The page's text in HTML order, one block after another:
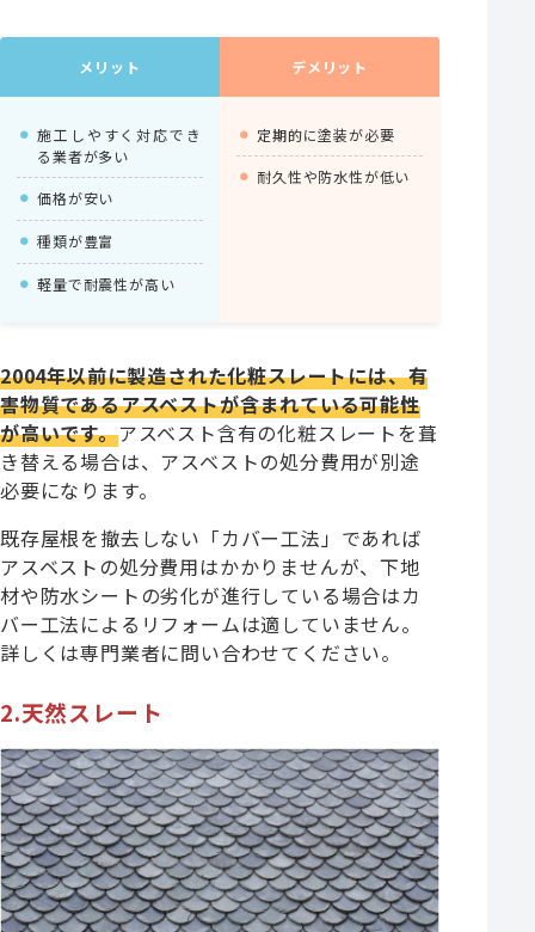
メリット デメリット
施工しやすく対応でき
る業者が多い
価格が安い
種類が豊富
軽量で耐震性が高い
定期的に塗装が必要
耐久性や防水性が低い
2004年以前に製造された化粧スレートには、有
害物質であるアスベストが含まれている可能性
が高いです。アスベスト含有の化粧スレートを葺
き替える場合は、アスベストの処分費用が別途
必要になります。
既存屋根を撤去しない「カバー工法」であれば
アスベストの処分費用はかかりませんが、下地
材や防水シートの劣化が進行している場合はカ
バー工法によるリフォームは適していません。
詳しくは専門業者に問い合わせてください。
2.天然スレート